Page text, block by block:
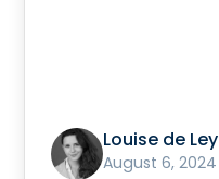
Louise de
August 6, 2024